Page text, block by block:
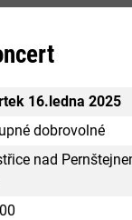
města
16.ledna 2025
dobrovolné
nad